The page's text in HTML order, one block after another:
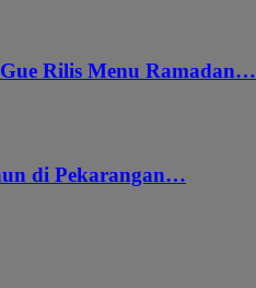
Rilis Menu Ramadan…
di Pekarangan…